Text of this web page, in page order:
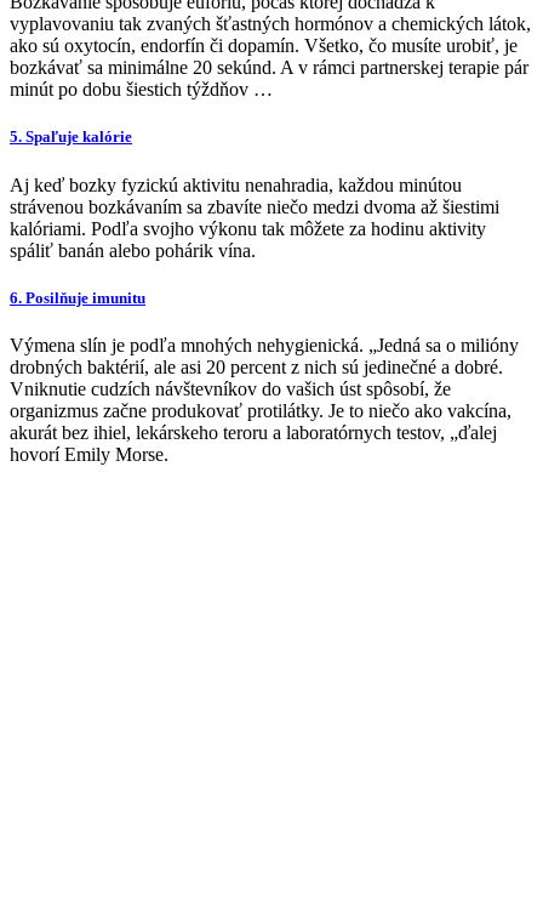
vyplavovaniu tak zvaných šťastných hormónov a chemických látok,
ako sú oxytocín, endorfín či dopamín. Všetko, čo musíte urobiť, je
bozkávať sa minimálne 20 sekúnd. A v rámci partnerskej terapie pár
minút po dobu šiestich týždňov …
5. Spaľuje kalórie
Aj keď bozky fyzickú aktivitu nenahradia, každou minútou
strávenou bozkávaním sa zbavíte niečo medzi dvoma až šiestimi
kalóriami. Podľa svojho výkonu tak môžete za hodinu aktivity
spáliť banán alebo pohárik vína.
6. Posilňuje imunitu
Výmena slín je podľa mnohých nehygienická. „Jedná sa o milióny
drobných baktérií, ale asi 20 percent z nich sú jedinečné a dobré.
Vniknutie cudzích návštevníkov do vašich úst spôsobí, že
organizmus začne produkovať protilátky. Je to niečo ako vakcína,
akurát bez ihiel, lekárskeho teroru a laboratórnych testov, „ďalej
hovorí Emily Morse.